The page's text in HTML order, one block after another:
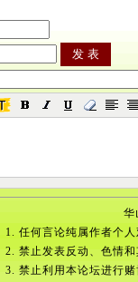
华
1. 任何言论纯属作者个
2. 禁止发表反动、色情
3. 禁止利用本论坛进行